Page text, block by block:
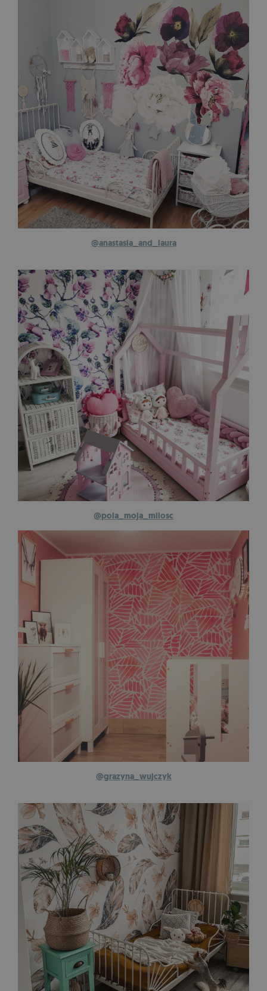
@anastasia_and_laura
@pola_moja_milosc
@grazyna_wujczyk